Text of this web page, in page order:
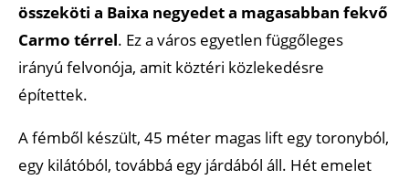
összeköti a Baixa negyedet a magasabban fekvő
Carmo térrel. Ez a város egyetlen függőleges
irányú felvonója, amit köztéri közlekedésre
építettek.
A fémből készült, 45 méter magas lift egy toronyból,
egy kilátóból, továbbá egy járdából áll. Hét emelet